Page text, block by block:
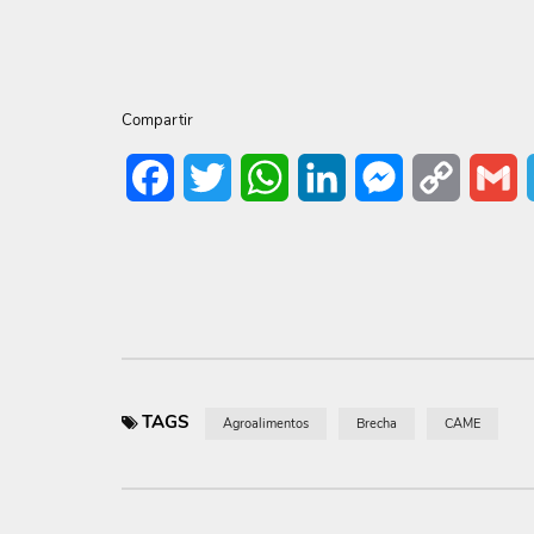
Compartir
FacebookTwitter WhatsAppLinkedIn Messenger
Copy
TAGS Agroalimentos Brecha CAME